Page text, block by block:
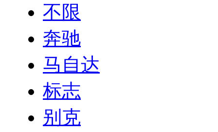
不限
奔驰
马自达
标志
别克